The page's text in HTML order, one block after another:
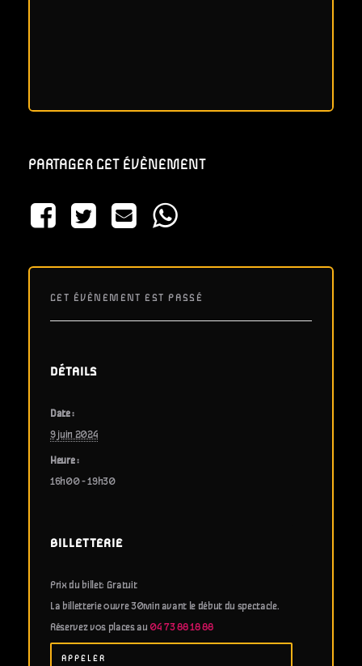
PARTAGER CET ÉVÈNEMENT
CET ÉVÈNEMENT EST PASSÉ
DÉTAILS
Date :
9 juin 2024
Heure :
16h00 - 19h30
BILLETTERIE
Prix du billet: Gratuit
La billetterie ouvre 30min avant le début du spectacle.
Réservez vos places au 04 73 88 18 88
APPELER